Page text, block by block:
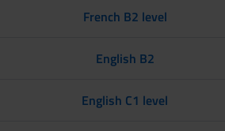
French B2 level
English B2
English C1 level